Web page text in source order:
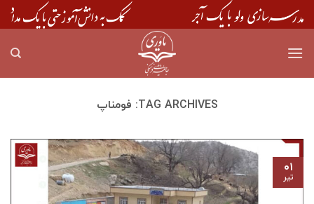
Skip
to
TAG ARCHIVES: فومناپ
۰۱
تیر